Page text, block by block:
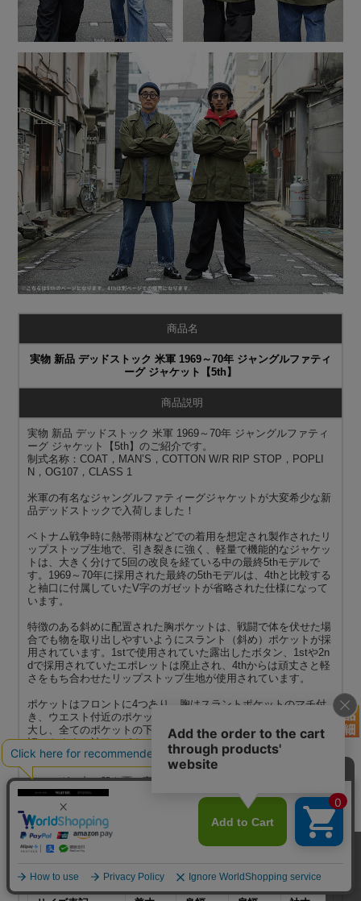
商品名
実物 新品 デッドストック 米軍 1969～70年 ジャングルファティ
ーグ ジャケット【5th】
商品説明
実物 新品 デッドストック 米軍 1969～70年 ジャングルファティ
ーグ ジャケット【5th】のご紹介です。
制式名称：COAT，MAN’S，COTTON W/R RIP STOP，POPLI
N，OG107，CLASS 1
米軍の有名なジャングルファティーグジャケットが大変希少な新
品デッドストックで入荷しました！
ベトナム戦争時に熱帯雨林などでの着用を想定され製作されたリ
ップストップ生地で、引き裂きに強く、軽量で機能的なジャケッ
トは、大きく分けて5回の改良を経ている中の最終5thモデルで
す。1969～70年に採用された最終の5thモデルは、4thと比較する
と袖口に付属していたV字のガゼットが省略された仕様になって
います。
特徴のある斜めに配置された胸ポケットは、戦闘で体を伏せた場
合でも物を取り出しやすいようにスラント（斜め）ポケットが採
用されています。1stで使用されていた露出したボタン、1stや2n
dで採用されていたエポレットは廃止され、4thからは頑丈さと軽
さをもち合わせたリップストップ生地が使用されています。
ポケットはフロントに4つあり、胸はスラントポケットのマチ付
き、ウエスト付近のポケットにも大きめのマチが付き、容量が拡
大し、全てのポケットの下部には水抜きの為のドレンホールが確
認できます。袖口はボタンで調節可能なデザインになっていま
す。
ジャングル内で肌を覆い守るだけではなく、耐久性を保ちながら
軽量化を追求された機能的なU.S.ARMYの名品です。コレクター
ズアイテムとしても価値のあるジャケットは本物にしか出せない
雰囲気を醸し出しています。未使用デッドストックでこのサイズ
が発見できることはこの先無いかもしれません！